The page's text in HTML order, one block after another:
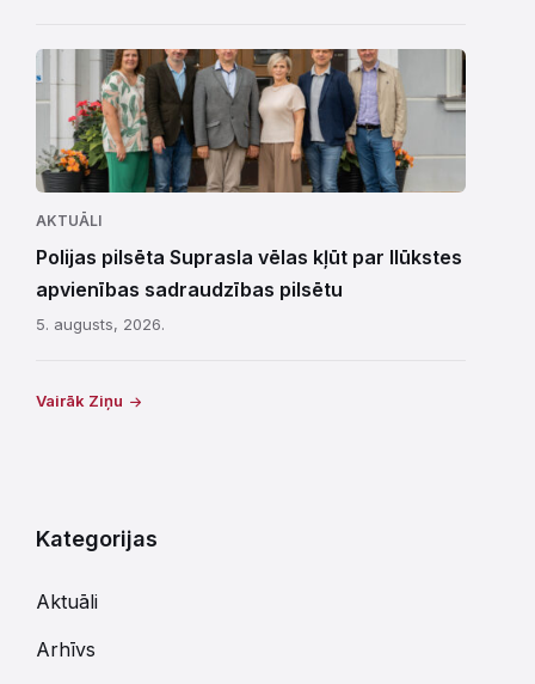
AKTUĀLI
Polijas pilsēta Suprasla vēlas kļūt par Ilūkstes
apvienības sadraudzības pilsētu
5. augusts, 2026.
Vairāk Ziņu
Kategorijas
Aktuāli
Arhīvs